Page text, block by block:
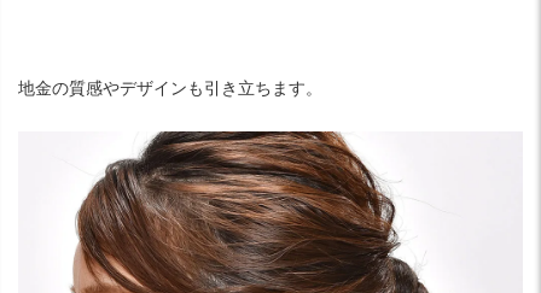
地金の質感やデザインも引き立ちます。